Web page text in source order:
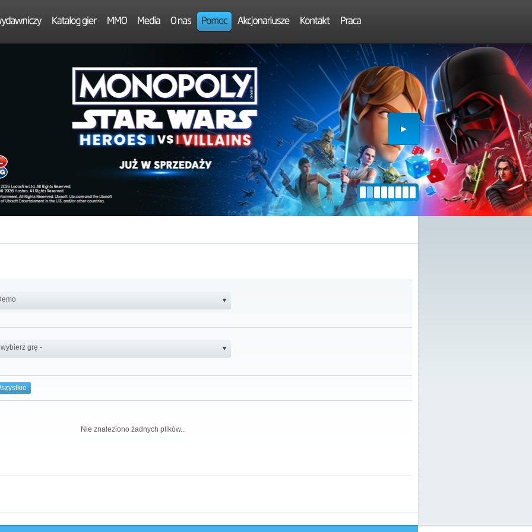
Nie znaleziono żadnych plików...